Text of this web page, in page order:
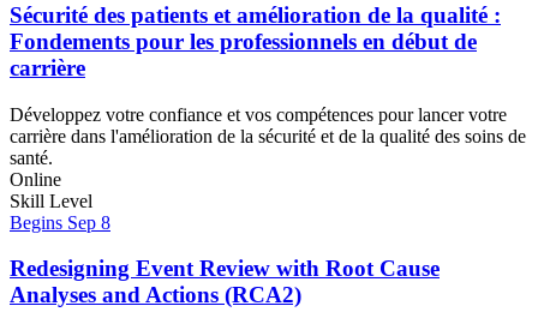
Sécurité des patients et amélioration de la qualité :
Fondements pour les professionnels en début de
carrière
Développez votre confiance et vos compétences pour lancer votre
carrière dans l'amélioration de la sécurité et de la qualité des soins de
santé.
Online
Skill Level
Begins Sep 8
Redesigning Event Review with Root Cause
Analyses and Actions (RCA2)